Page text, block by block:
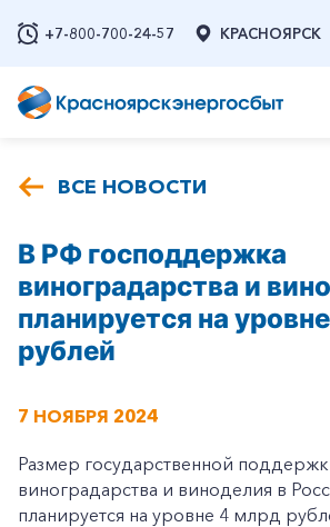
+7-800-700-24-57 КРАСНОЯРСК
ВСЕ НОВОСТИ
В РФ господдержка
виноградарства и
планируется на
рублей
7 НОЯБРЯ 2024
Размер государственной
виноградарства и виноделия в
планируется на уровне 4 млрд